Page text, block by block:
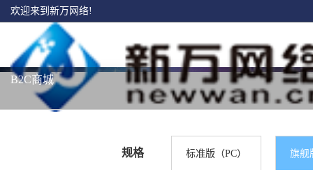
欢迎来到新万网络!
B2C商城
规格 标准版（PC） 旗舰